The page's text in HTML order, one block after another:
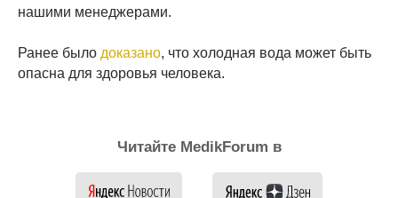
нашими менеджерами.
Ранее было доказано, что холодная вода может быть
опасна для здоровья человека.
Читайте MedikForum в